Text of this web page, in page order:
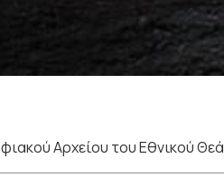
Αρχείου του Εθνικού